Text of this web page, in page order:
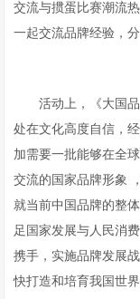
交流与掼蛋比赛潮流
一起交流品牌经验，
活动上，《大国
处在文化高度自信，
加需要一批能够在全
交流的国家品牌形象
就当前中国品牌的整
足国家发展与人民消
携手，实施品牌发展
快打造和培育我国世